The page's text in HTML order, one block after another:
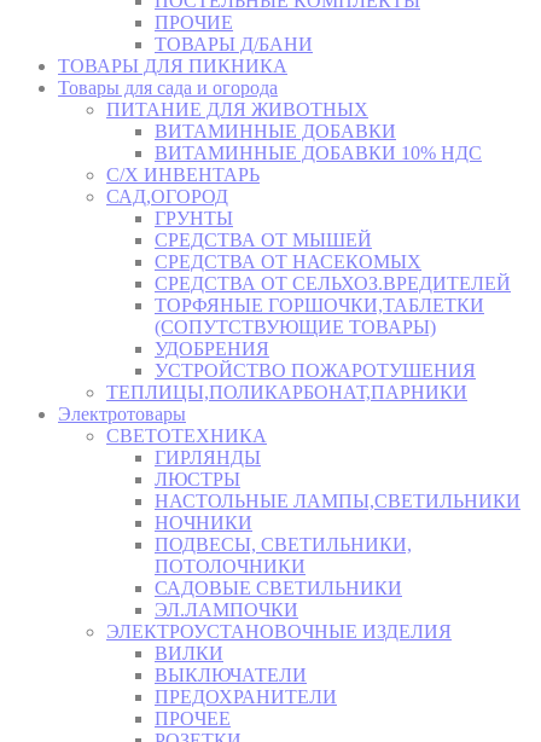
ПРОЧИЕ
ТОВАРЫ Д/БАНИ
ТОВАРЫ ДЛЯ ПИКНИКА
Товары для сада и огорода
ПИТАНИЕ ДЛЯ ЖИВОТНЫХ
ВИТАМИННЫЕ ДОБАВКИ
ВИТАМИННЫЕ ДОБАВКИ 10% НДС
С/Х ИНВЕНТАРЬ
САД,ОГОРОД
ГРУНТЫ
СРЕДСТВА ОТ МЫШЕЙ
СРЕДСТВА ОТ НАСЕКОМЫХ
СРЕДСТВА ОТ СЕЛЬХОЗ.ВРЕДИТЕЛЕЙ
ТОРФЯНЫЕ ГОРШОЧКИ,ТАБЛЕТКИ
(СОПУТСТВУЮЩИЕ ТОВАРЫ)
УДОБРЕНИЯ
УСТРОЙСТВО ПОЖАРОТУШЕНИЯ
ТЕПЛИЦЫ,ПОЛИКАРБОНАТ,ПАРНИКИ
Электротовары
СВЕТОТЕХНИКА
ГИРЛЯНДЫ
ЛЮСТРЫ
НАСТОЛЬНЫЕ ЛАМПЫ,СВЕТИЛЬНИКИ
НОЧНИКИ
ПОДВЕСЫ, СВЕТИЛЬНИКИ,
ПОТОЛОЧНИКИ
САДОВЫЕ СВЕТИЛЬНИКИ
ЭЛ.ЛАМПОЧКИ
ЭЛЕКТРОУСТАНОВОЧНЫЕ ИЗДЕЛИЯ
ВИЛКИ
ВЫКЛЮЧАТЕЛИ
ПРЕДОХРАНИТЕЛИ
ПРОЧЕЕ